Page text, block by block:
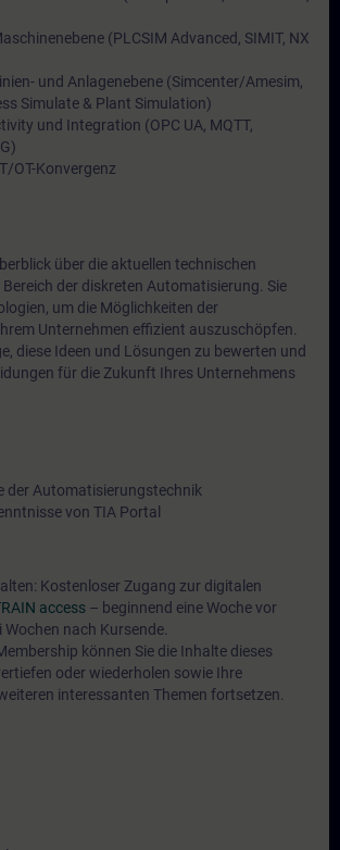
(PLCSIM Advanced, SIMIT, NX
und Anlagenebene (Simcenter/Amesim,
Simulate & Plant Simulation)
und Integration (OPC UA, MQTT,
OT-Konvergenz
über die aktuellen technischen
der diskreten Automatisierung. Sie
um die Möglichkeiten der
Unternehmen effizient auszuschöpfen.
diese Ideen und Lösungen zu bewerten und
für die Zukunft Ihres Unternehmens
der Automatisierungstechnik
von TIA Portal
Kostenloser Zugang zur digitalen
access – beginnend eine Woche vor
nach Kursende.
können Sie die Inhalte dieses
oder wiederholen sowie Ihre
interessanten Themen fortsetzen.